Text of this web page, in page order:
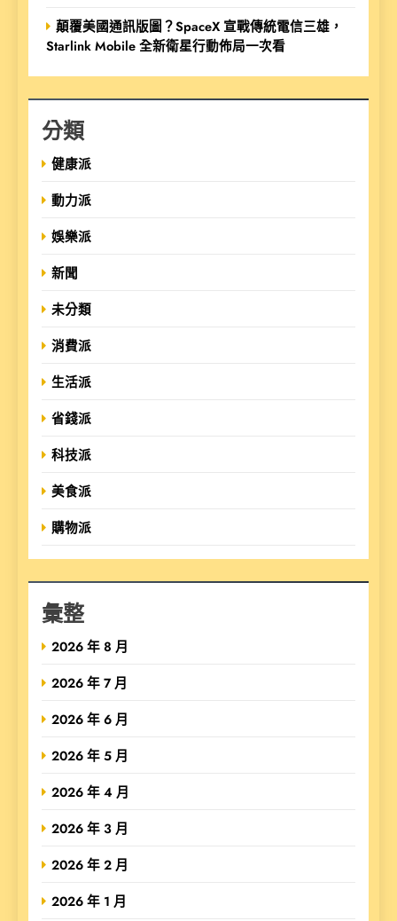
顛覆美國通訊版圖？SpaceX 宣戰傳統電信三雄，
Starlink Mobile 全新衛星行動佈局一次看
分類
健康派
動力派
娛樂派
新聞
未分類
消費派
生活派
省錢派
科技派
美食派
購物派
彙整
2026 年 8 月
2026 年 7 月
2026 年 6 月
2026 年 5 月
2026 年 4 月
2026 年 3 月
2026 年 2 月
2026 年 1 月